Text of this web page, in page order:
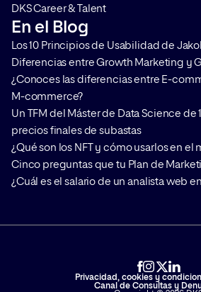
DKS Career & Talent
En el Blog
Los 10 Principios de Usabilidad de
Diferencias entre Growth Marketing y
¿Conoces las diferencias entre E-
M-commerce?
Un TFM del Máster de Data Science de
precios finales de subastas
¿Qué son los NFT y cómo usarlos en
Cinco preguntas que tu Plan de
¿Cuál es el salario de un analista web
Privacidad, cookies y
Canal de Consultas y